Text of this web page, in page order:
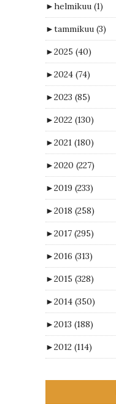
►helmikuu (1)
►tammikuu (3)
►2025 (40)
►2024 (74)
►2023 (85)
►2022 (130)
►2021 (180)
►2020 (227)
►2019 (233)
►2018 (258)
►2017 (295)
►2016 (313)
►2015 (328)
►2014 (350)
►2013 (188)
►2012 (114)